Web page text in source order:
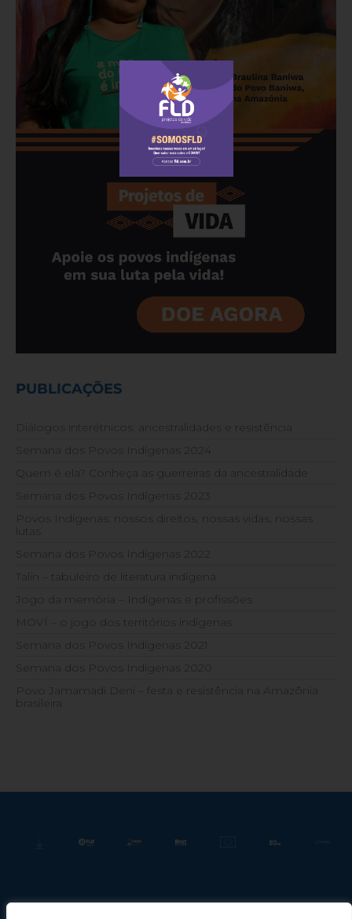
PUBLICAÇÕES
Diálogos interétnicos: ancestralidades e resistência
Semana dos Povos Indígenas 2024
Quem é ela? Conheça as guerreiras da ancestralidade
Semana dos Povos Indígenas 2023
Povos Indígenas: nossos direitos, nossas vidas, nossas
lutas
Semana dos Povos Indígenas 2022
Talin – tabuleiro de literatura indígena
Jogo da memória – Indígenas e profissões
MOVÍ – o jogo dos territórios indígenas
Semana dos Povos Indígenas 2021
Semana dos Povos Indígenas 2020
Povo Jamamadi Deni – festa e resistência na Amazônia
brasileira